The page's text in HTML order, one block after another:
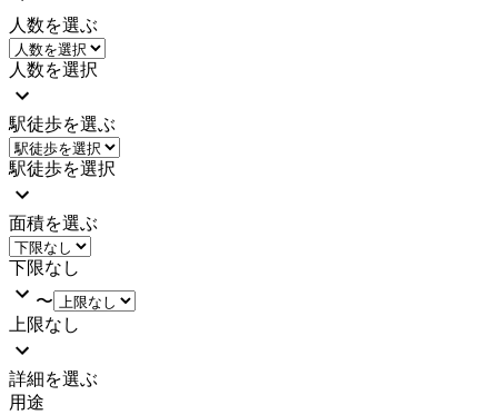
人数を選ぶ
人数を選択
駅徒歩を選ぶ
駅徒歩を選択
面積を選ぶ
下限なし
〜
上限なし
詳細を選ぶ
用途